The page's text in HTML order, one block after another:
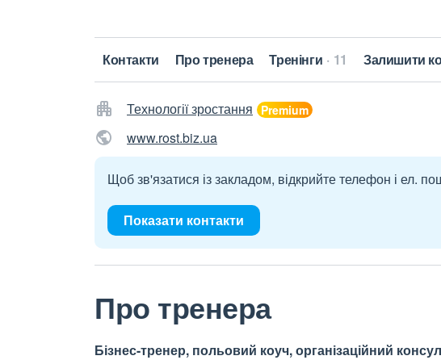
Контакти Про тренера Тренінги 11 Залишити
Технології зростання
www.rost.biz.ua
Щоб зв'язатися із закладом, відкрийте телефон і ел.
Показати контакти
Про тренера
Бізнес-тренер, польовий коуч, організаційний